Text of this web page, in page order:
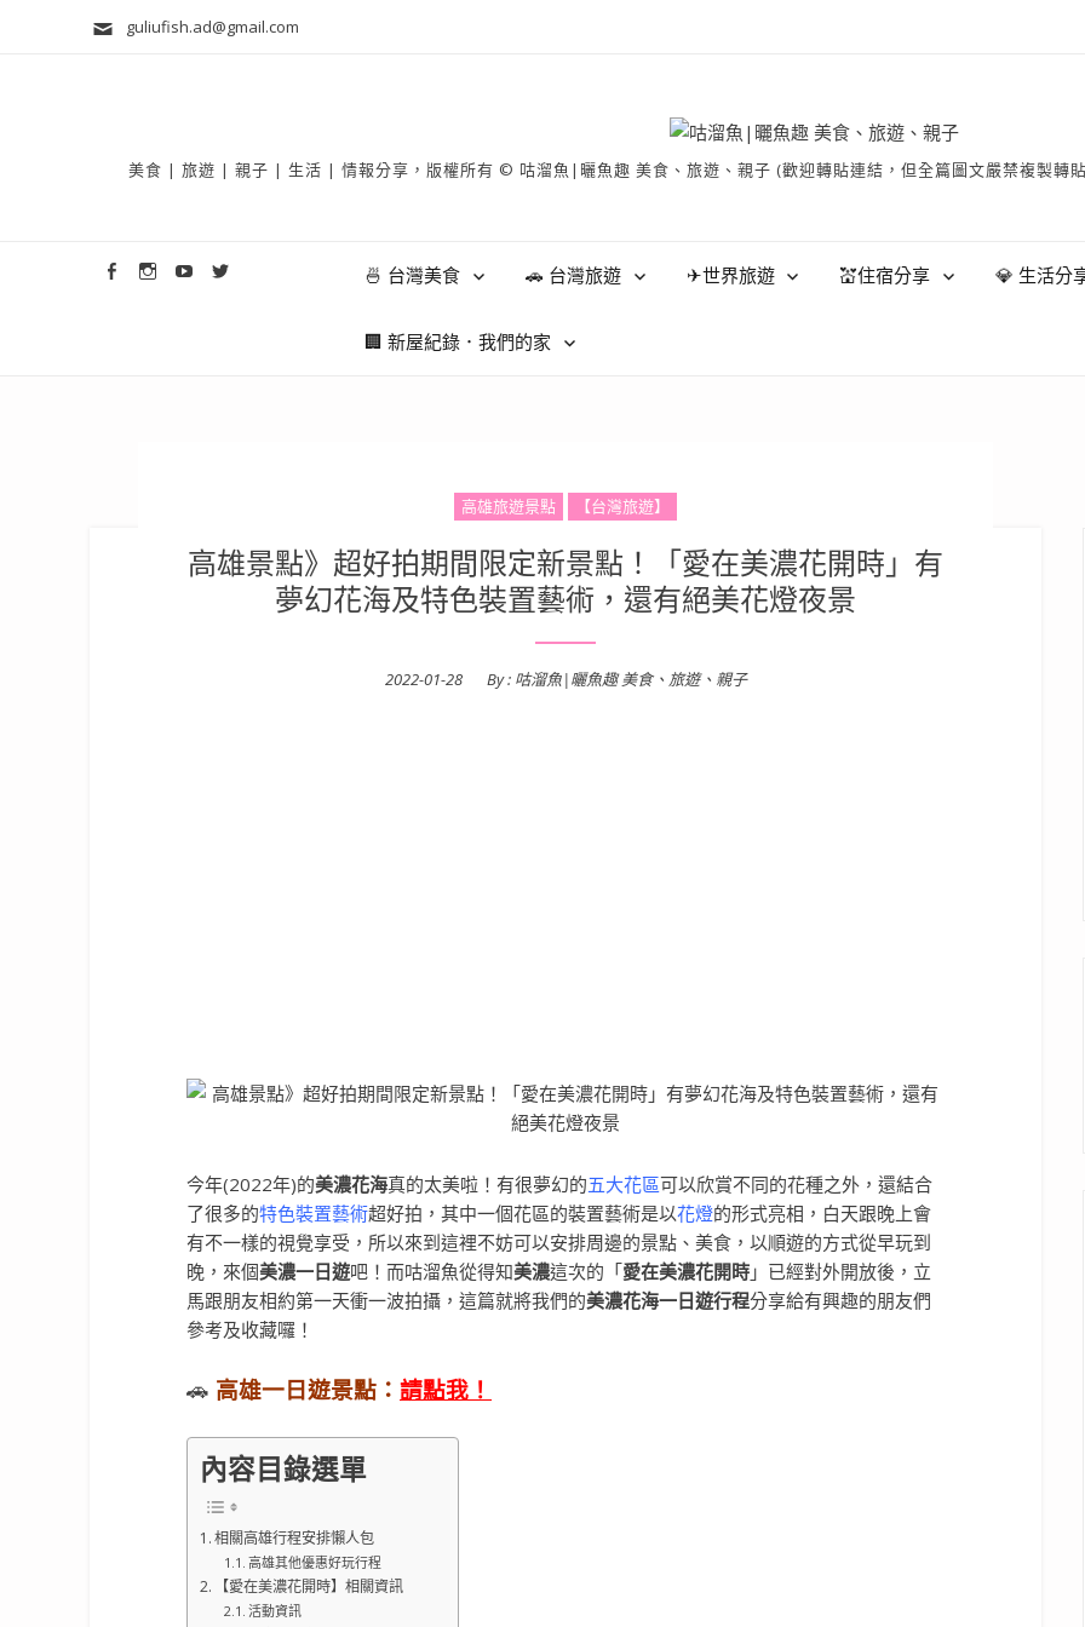
guliufish.ad@gmail.com
美食 | 旅遊 | 親子 | 生活 | 情報分享，版權所有 © 咕溜魚|曬魚趣 美食、旅遊、親子 (歡迎轉貼連結，但全篇圖文嚴禁複製轉
🍜 台灣美食 🚗 台灣旅遊 ✈世界旅遊 💒住宿分享 💎 生活分
🏢 新屋紀錄．我們的家
高雄旅遊景點 【台灣旅遊】
高雄景點》超好拍期間限定新景點！「愛在美濃花開時」有
夢幻花海及特色裝置藝術，還有絕美花燈夜景
Posted
2022-01-28 By : 咕溜魚|曬魚趣 美食、旅遊、親子
今年(2022年)的美濃花海真的太美啦！有很夢幻的五大花區可以欣賞不同的花種之外，還結合
了很多的特色裝置藝術超好拍，其中一個花區的裝置藝術是以花燈的形式亮相，白天跟晚上會
有不一樣的視覺享受，所以來到這裡不妨可以安排周邊的景點、美食，以順遊的方式從早玩到
晚，來個美濃一日遊吧！而咕溜魚從得知美濃這次的「愛在美濃花開時 」已經對外開放後，立
馬跟朋友相約第一天衝一波拍攝，這篇就將我們的美濃花海一日遊行程分享給有興趣的朋友們
參考及收藏囉！
🚗 高雄一日遊景點： 請點我！
內容目錄選單
相關高雄行程安排懶人包
高雄其他優惠好玩行程
【愛在美濃花開時】相關資訊
活動資訊